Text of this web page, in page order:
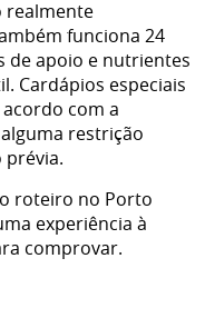
realmente
funciona 24
de apoio e nutrientes
Cardápios especiais
com a
restrição
roteiro no Porto
experiência à
comprovar.